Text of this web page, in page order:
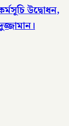
উদ্বোধন,